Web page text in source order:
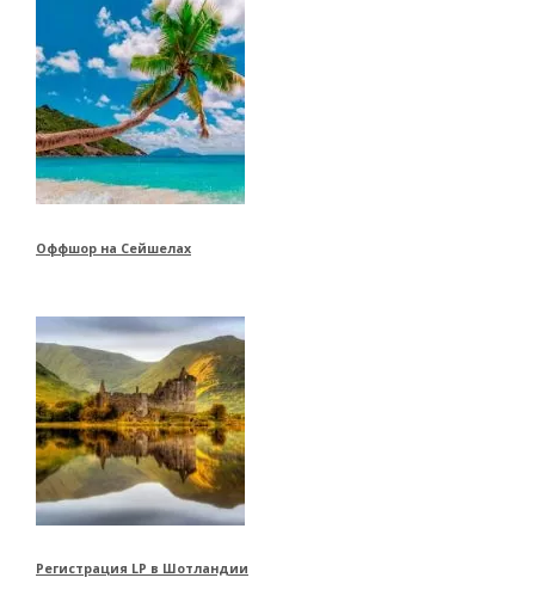
Оффшор на Сейшелах
Регистрация LP в Шотландии